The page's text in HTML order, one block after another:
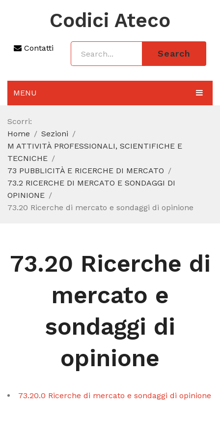
Codici Ateco
Contatti
Search
MENU
AGGIORNAMENTO 2025
SEZIONI
CODICE ATECO A COSA SERVE
CODICE FISCALE
Scorri:
Home
Sezioni
M ATTIVITÀ PROFESSIONALI, SCIENTIFICHE E
TECNICHE
73 PUBBLICITÀ E RICERCHE DI MERCATO
73.2 RICERCHE DI MERCATO E SONDAGGI DI
OPINIONE
73.20 Ricerche di mercato e sondaggi di opinione
73.20 Ricerche di
mercato e
sondaggi di
opinione
73.20.0 Ricerche di mercato e sondaggi di opinione